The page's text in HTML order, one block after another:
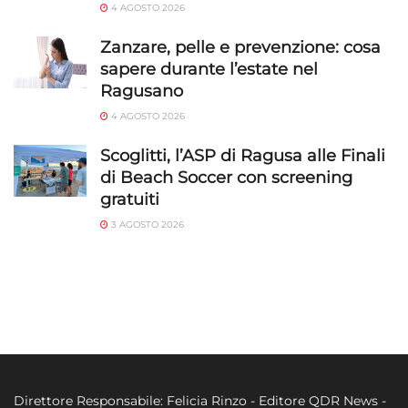
4 AGOSTO 2026
Zanzare, pelle e prevenzione: cosa
sapere durante l’estate nel
Ragusano
4 AGOSTO 2026
Scoglitti, l’ASP di Ragusa alle Finali
di Beach Soccer con screening
gratuiti
3 AGOSTO 2026
Direttore Responsabile: Felicia Rinzo - Editore QDR News -